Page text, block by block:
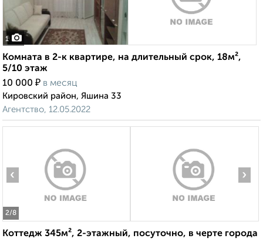
1
Комната в 2-к квартире, на длительный срок, 18м²,
5/10 этаж
10 000 ₽ в месяц
Кировский район, Яшина 33
Агентство, 12.05.2022
2/8
‹ ›
Коттедж 345м², 2-этажный, посуточно, в черте города